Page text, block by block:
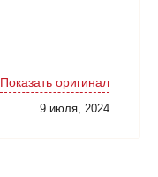
Показать оригинал
9 июля, 2024